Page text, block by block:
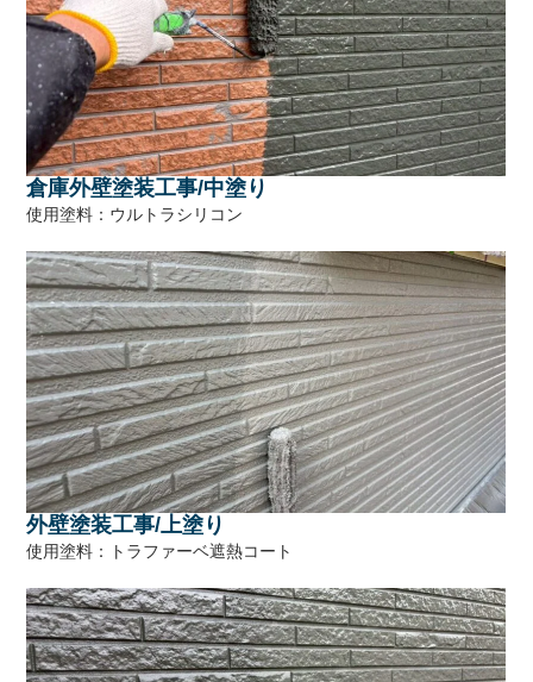
倉庫外壁塗装工事/中塗り
使用塗料：ウルトラシリコン
外壁塗装工事/上塗り
使用塗料：トラファーベ遮熱コート